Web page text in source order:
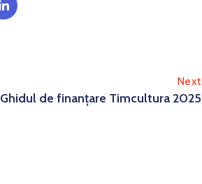
Next
Ghidul de finanțare Timcultura 2025